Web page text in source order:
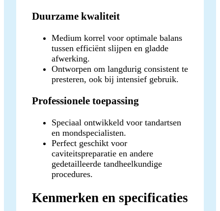
Duurzame kwaliteit
Medium korrel voor optimale balans
tussen efficiënt slijpen en gladde
afwerking.
Ontworpen om langdurig consistent te
presteren, ook bij intensief gebruik.
Professionele toepassing
Speciaal ontwikkeld voor tandartsen
en mondspecialisten.
Perfect geschikt voor
caviteitspreparatie en andere
gedetailleerde tandheelkundige
procedures.
Kenmerken en specificaties